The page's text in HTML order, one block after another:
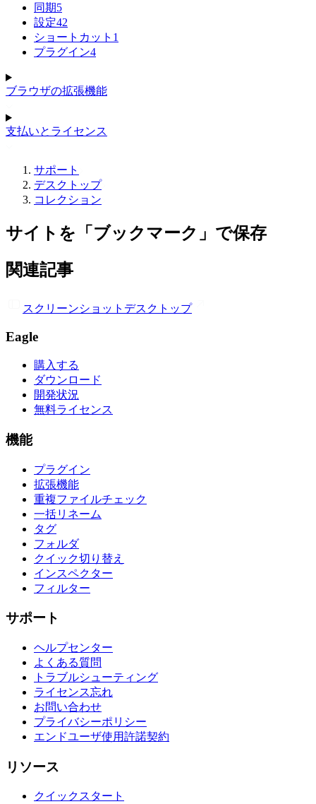
同期5
設定42
ショートカット 1
プラグイン4
ブラウザの拡張機能
支払いとライセンス
サポート
デスクトップ
コレクション
サイトを「ブックマーク」で保存
関連記事
スクリーンショット デスクトップ
Eagle
購入する
ダウンロード
開発状況
無料ライセンス
機能
プラグイン
拡張機能
重複ファイルチェック
一括リネーム
タグ
フォルダ
クイック切り替え
インスペクター
フィルター
サポート
ヘルプセンター
よくある質問
トラブルシューティング
ライセンス忘れ
お問い合わせ
プライバシーポリシー
エンドユーザ使用許諾契約
リソース
クイックスタート